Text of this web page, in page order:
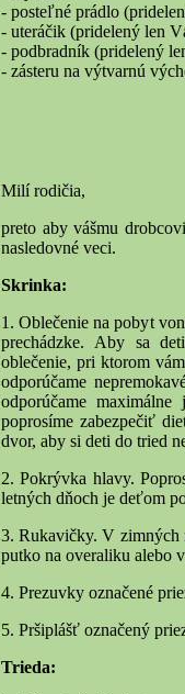
- posteľné prádlo
- uteráčik (pridelený len
- podbradník (pridelený
- zásteru na výtvarnú
Milí rodičia,
preto aby vášmu
nasledovné veci.
Skrinka:
1. Oblečenie na pobyt
prechádzke. Aby sa
oblečenie, pri ktorom
odporúčame
odporúčame
poprosíme zabezpečiť
dvor, aby si deti do tried
2. Pokrývka hlavy.
letných dňoch je deťom
3. Rukavičky. V zimných
putko na overaliku alebo
4. Prezuvky označené
5. Pršiplášť označený
Trieda: